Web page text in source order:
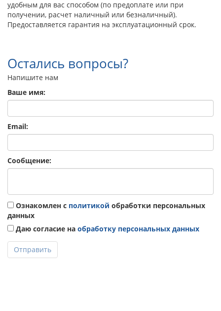
удобным для вас способом (по предоплате или при
получении, расчет наличный или безналичный).
Предоставляется гарантия на эксплуатационный срок.
Остались вопросы?
Напишите нам
Ваше имя:
Email:
Сообщение:
Ознакомлен с политикой обработки персональных
данных
Даю согласие на обработку персональных данных
Отправить